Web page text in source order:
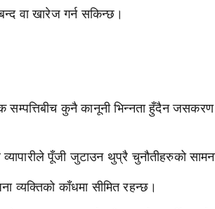
वा खारेज गर्न सकिन्छ।
सम्पत्तिबीच कुनै कानूनी भिन्नता हुँदैन
पूँजी जुटाउन थुप्रै चुनौतीहरुको सामना
व्यक्तिको काँधमा सीमित रहन्छ।